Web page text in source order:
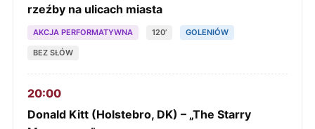
rzeźby na ulicach miasta
AKCJA PERFORMATYWNA 120’ GOLENIÓW
BEZ SŁÓW
20:00
Donald Kitt (Holstebro, DK) – „The Starry